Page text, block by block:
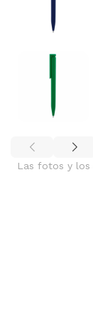
Las fotos y los